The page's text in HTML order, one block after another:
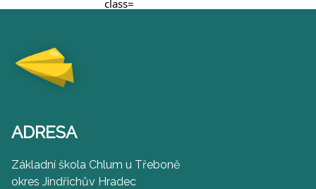
ADRESA
Základní škola Chlum u Třeboně
okres Jindřichův Hradec